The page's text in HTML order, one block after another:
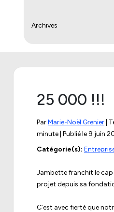
Archives
25 000 !!!
ParMarie-Noël Grenier |
minute | Publié le9 juin
Catégorie(s):
Jambette franchit le
projet depuis sa
C’est avec fierté que